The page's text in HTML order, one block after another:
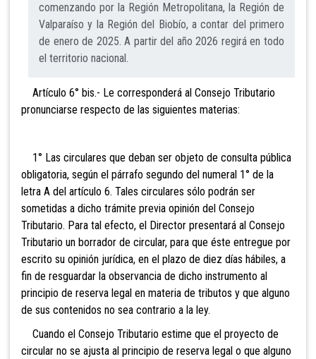
comenzando por la Región Metropolitana, la Región de
Valparaíso y la Región del Biobío, a contar del primero
de enero de 2025. A partir del año 2026 regirá en todo
el territorio nacional.
Artículo 6° bis.- Le corresponderá al Consejo Tributario
pronunciarse respecto de las siguientes materias:
1° Las circulares que deban ser objeto de consulta pública
obligatoria, según el párrafo segundo del numeral 1° de la
letra A del artículo 6. Tales circulares sólo podrán ser
sometidas a dicho trámite previa opinión del Consejo
Tributario. Para tal efecto, el Director presentará al Consejo
Tributario un borrador de circular, para que éste entregue por
escrito su opinión jurídica, en el plazo de diez días hábiles, a
fin de resguardar la observancia de dicho instrumento al
principio de reserva legal en materia de tributos y que alguno
de sus contenidos no sea contrario a la ley.
Cuando el Consejo Tributario estime que el proyecto de
circular no se ajusta al principio de reserva legal o que alguno